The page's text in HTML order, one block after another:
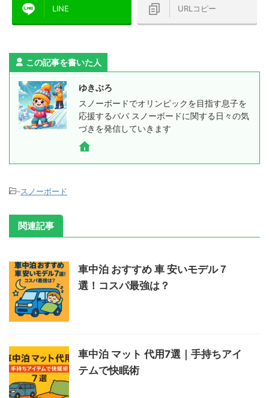
LINE URLコピー
この記事を書いた人
ゆきぶろ
スノーボードでオリンピックを目指す息子を
応援するパパ スノーボードに関する日々の気
づきを発信していきます
-スノーボード
関連記事
車中泊 おすすめ 車 安いモデル７
選！コスパ最強は？
車中泊 マット 代用7選｜手持ちアイ
テムで快眠術